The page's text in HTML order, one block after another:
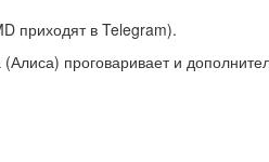
приходят в Telegram).
проговаривает и